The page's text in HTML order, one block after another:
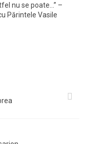
nu se poate…” –
Părintele Vasile